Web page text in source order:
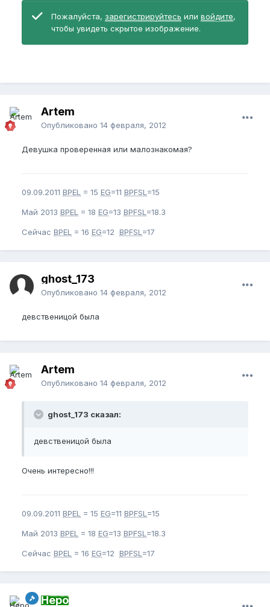
Пожалуйста, зарегистрируйтесь или войдите,
чтобы увидеть скрытое изображение.
Artem
Опубликовано 14 февраля, 2012
Девушка проверенная или малознакомая?
09.09.2011 BPEL = 15 EG=11 BPFSL =15
Май 2013 BPEL = 18 EG=13 BPFSL =18.3
Сейчас BPEL = 16 EG=12 BPFSL =17
ghost_173
Опубликовано 14 февраля, 2012
девственицой была
Artem
Опубликовано 14 февраля, 2012
ghost_173 сказал:
девственицой была
Очень интересно!!!
09.09.2011 BPEL = 15 EG=11 BPFSL =15
Май 2013 BPEL = 18 EG=13 BPFSL =18.3
Сейчас BPEL = 16 EG=12 BPFSL =17
Неро